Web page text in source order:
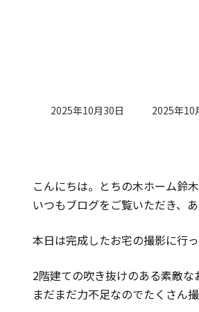
2025年10月30日
最
:
2025年10
こんにちは。とちの木ホーム鈴木
いつもブログをご覧いただき、
本日は完成したお宅の撮影に行
2階建ての吹き抜けのある素敵
まだまだ力不足なのでたくさん